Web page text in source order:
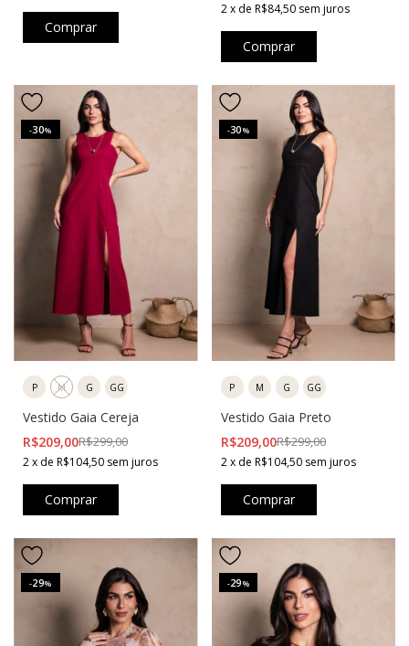
Comprar
2 x de R$84,50 sem juros
Comprar
-30%
P M G GG
Vestido Gaia Cereja
R$209,00R$299,00
2x de R$104,50 sem juros
Comprar
-30%
P M G GG
Vestido Gaia Preto
R$209,00R$299,00
2 x de R$104,50 sem juros
Comprar
-29% -29%